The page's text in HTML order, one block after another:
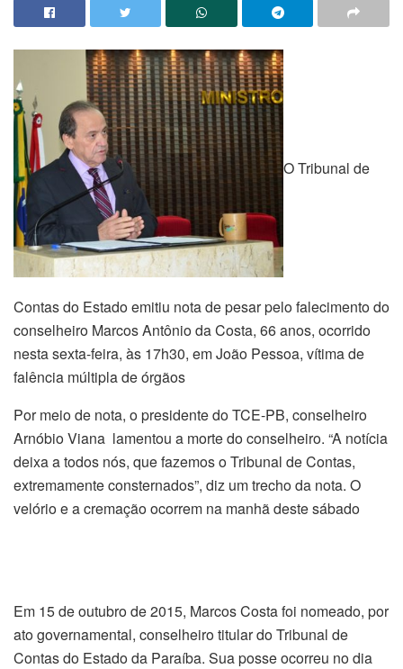
O Tribunal de
Contas do Estado emitiu nota de pesar pelo falecimento do
conselheiro Marcos Antônio da Costa, 66 anos, ocorrido
nesta sexta-feira, às 17h30, em João Pessoa, vítima de
falência múltipla de órgãos
Por meio de nota, o presidente do TCE-PB, conselheiro
Arnóbio Viana lamentou a morte do conselheiro. “A notícia
deixa a todos nós, que fazemos o Tribunal de Contas,
extremamente consternados”, diz um trecho da nota. O
velório e a cremação ocorrem na manhã deste sábado
Em 15 de outubro de 2015, Marcos Costa foi nomeado, por
ato governamental, conselheiro titular do Tribunal de
Contas do Estado da Paraíba. Sua posse ocorreu no dia